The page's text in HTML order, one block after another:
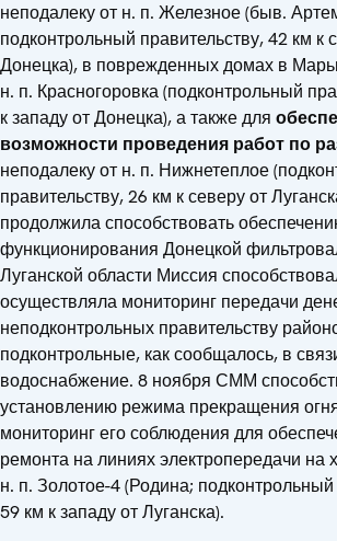
неподалеку от н. п. Железное (быв.
подконтрольный правительству, 42 км к
Донецка), в поврежденных домах в
н. п. Красногоровка (подконтрольный
к западу от Донецка), а также для
возможности проведения работ по
неподалеку от н. п. Нижнетеплое
правительству, 26 км к северу от
продолжила способствовать
функционирования Донецкой
Луганской области Миссия
осуществляла мониторинг передачи
неподконтрольных правительству
подконтрольные, как сообщалось, в
водоснабжение. 8 ноября СММ
установлению режима прекращения
мониторинг его соблюдения для
ремонта на линиях электропередачи на
н. п. Золотое-4 (Родина; подконтрольный
59 км к западу от Луганска).